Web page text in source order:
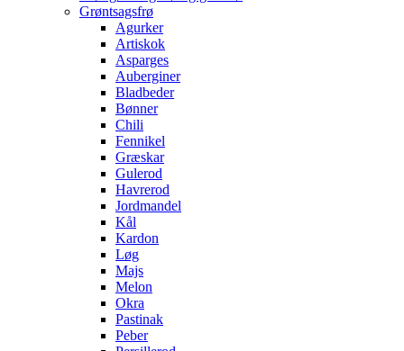
Grøntsagsfrø
Agurker
Artiskok
Asparges
Auberginer
Bladbeder
Bønner
Chili
Fennikel
Græskar
Gulerod
Havrerod
Jordmandel
Kål
Kardon
Løg
Majs
Melon
Okra
Pastinak
Peber